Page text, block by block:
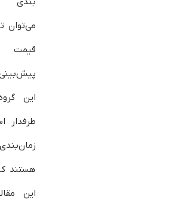
می‌توان
این
طرفدار
هستند
این